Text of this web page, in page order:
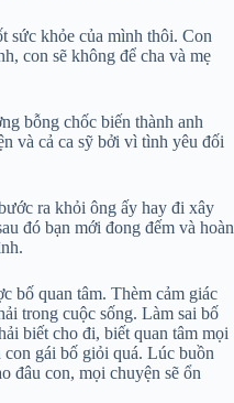
sức khỏe của mình thôi. Con
con sẽ không để cha và mẹ
bỗng chốc biến thành anh
và cả ca sỹ bởi vì tình yêu đối
ra khỏi ông ấy hay đi xây
đó bạn mới đong đếm và hoàn
bố quan tâm. Thèm cảm giác
trong cuộc sống. Làm sai bố
biết cho đi, biết quan tâm mọi
gái bố giỏi quá. Lúc buồn
đâu con, mọi chuyện sẽ ổn